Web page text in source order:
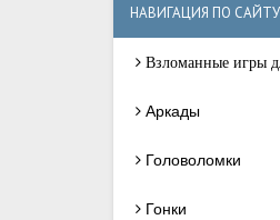
НАВИГАЦИЯ ПО САЙТУ
Взломанные игры
Аркады
Головоломки
Гонки